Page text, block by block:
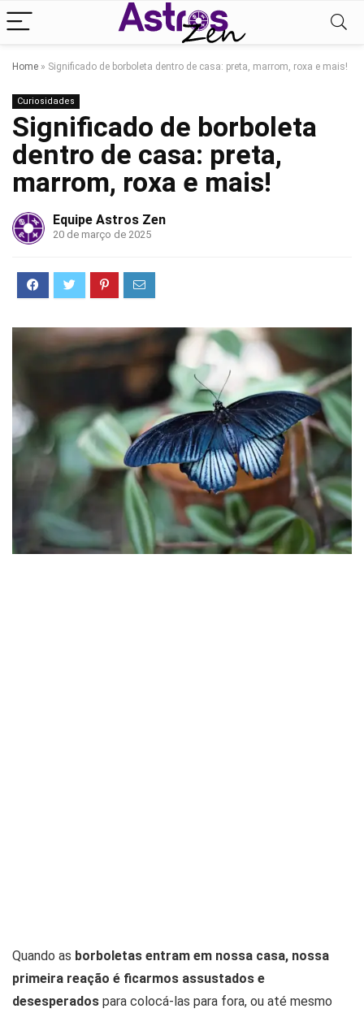
Home » Significado de borboleta dentro de casa: preta, marrom, roxa e mais!
Curiosidades
Significado de borboleta
dentro de casa: preta,
marrom, roxa e mais!
Equipe Astros Zen
20 de março de 2025
Quando as borboletas entram em nossa casa, nossa
primeira reação é ficarmos assustados e
desesperados para colocá-las para fora, ou até mesmo